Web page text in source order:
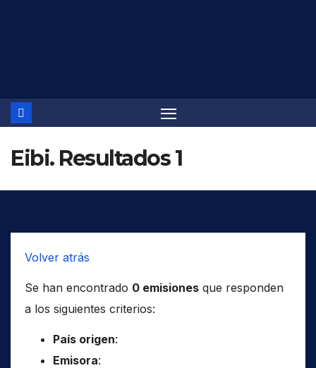
Eibi. Resultados 1
Volver atrás
Se han encontrado 0 emisiones que responden
a los siguientes criterios:
País origen:
Emisora: